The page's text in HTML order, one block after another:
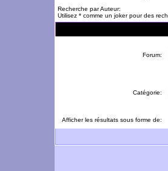
Recherche par Auteur:
Utilisez * comme un joker pour des
Forum:
Catégorie:
Afficher les résultats sous forme de: